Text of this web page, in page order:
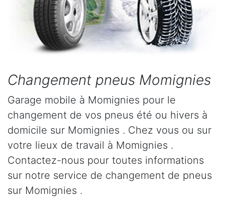
Changement pneus Momignies
Garage mobile à Momignies pour le
changement de vos pneus été ou hivers à
domicile sur Momignies . Chez vous ou sur
votre lieux de travail à Momignies .
Contactez-nous pour toutes informations
sur notre service de changement de pneus
sur Momignies .